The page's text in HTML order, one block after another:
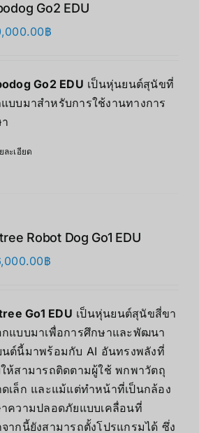
Go2 EDU
฿
Go2 EDU เป็นหุ่นยนต์สุนัขที่
บบมาสำหรับการใช้งานทางการ
ละเอียด
Robot Dog Go1 EDU
฿
Go1 EDU เป็นหุ่นยนต์สุนัขสี่ขา
แบบมาเพื่อการศึกษาและพัฒนา
ต์นี้มาพร้อมกับ AI อันทรงพลังที่
ห้สามารถติดตามผู้ใช้ พกพาวัตถุ
เล็ก และแม้แต่ทำหน้าที่เป็นกล้อง
ความปลอดภัยแบบเคลื่อนที่
ากนี้ยังสามารถตั้งโปรแกรมได้ ซึ่ง